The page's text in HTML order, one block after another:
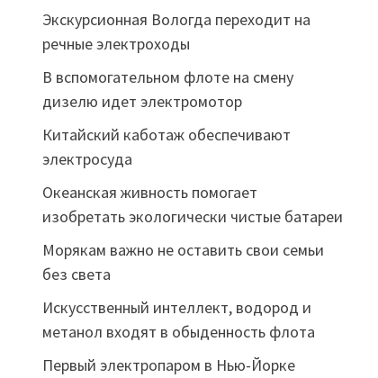
Экскурсионная Вологда переходит на
речные электроходы
В вспомогательном флоте на смену
дизелю идет электромотор
Китайский каботаж обеспечивают
электросуда
Океанская живность помогает
изобретать экологически чистые батареи
Морякам важно не оставить свои семьи
без света
Искусственный интеллект, водород и
метанол входят в обыденность флота
Первый электропаром в Нью-Йорке